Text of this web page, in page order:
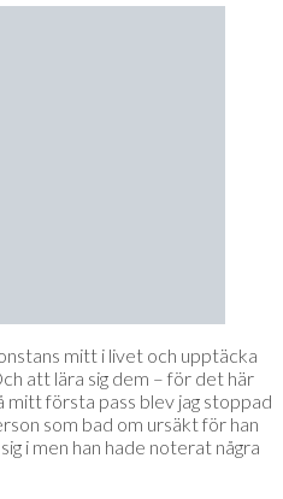
mitt i livet och upptäcka
att lära sig dem – för det här
första pass blev jag stoppad
som bad om ursäkt för han
i men han hade noterat några